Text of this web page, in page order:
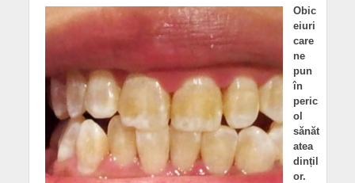
Obic
eiuri
care
ne
pun
în
peric
ol
sănăt
atea
dințil
or.